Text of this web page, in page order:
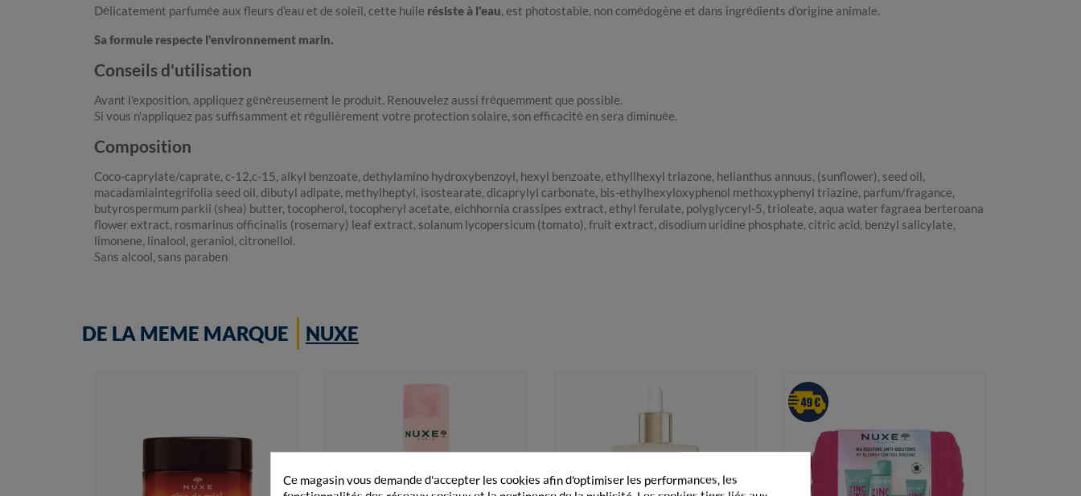
Délicatement parfumée aux fleurs d'eau et de soleil, cette huile résiste à l'eau, est photostable, non comédogène et dans ingrédients d'origine animale.
Sa formule respecte l'environnement marin.
Conseils d'utilisation
Avant l'exposition, appliquez généreusement le produit. Renouvelez aussi fréquemment que possible.
Si vous n'appliquez pas suffisamment et régulièrement votre protection solaire, son efficacité en sera diminuée.
Composition
Coco-caprylate/caprate, c-12,c-15, alkyl benzoate, dethylamino hydroxybenzoyl, hexyl benzoate, ethyllhexyl triazone, helianthus annuus, (sunflower), seed oil,
macadamiaintegrifolia seed oil, dibutyl adipate, methylheptyl, isostearate, dicaprylyl carbonate, bis-ethylhexyloxyphenol methoxyphenyl triazine, parfum/fragance,
butyrospermum parkii (shea) butter, tocopherol, tocopheryl acetate, eichhornia crassipes extract, ethyl ferulate, polyglyceryl-5, trioleate, aqua water fagraea berteroana
flower extract, rosmarinus officinalis (rosemary) leaf extract, solanum lycopersicum (tomato), fruit extract, disodium uridine phosphate, citric acid, benzyl salicylate,
limonene, linalool, geraniol, citronellol.
Sans alcool, sans paraben
DE LA MEME MARQUE NUXE
Ce magasin vous demande d'accepter les cookies afin d'optimiser les performances, les